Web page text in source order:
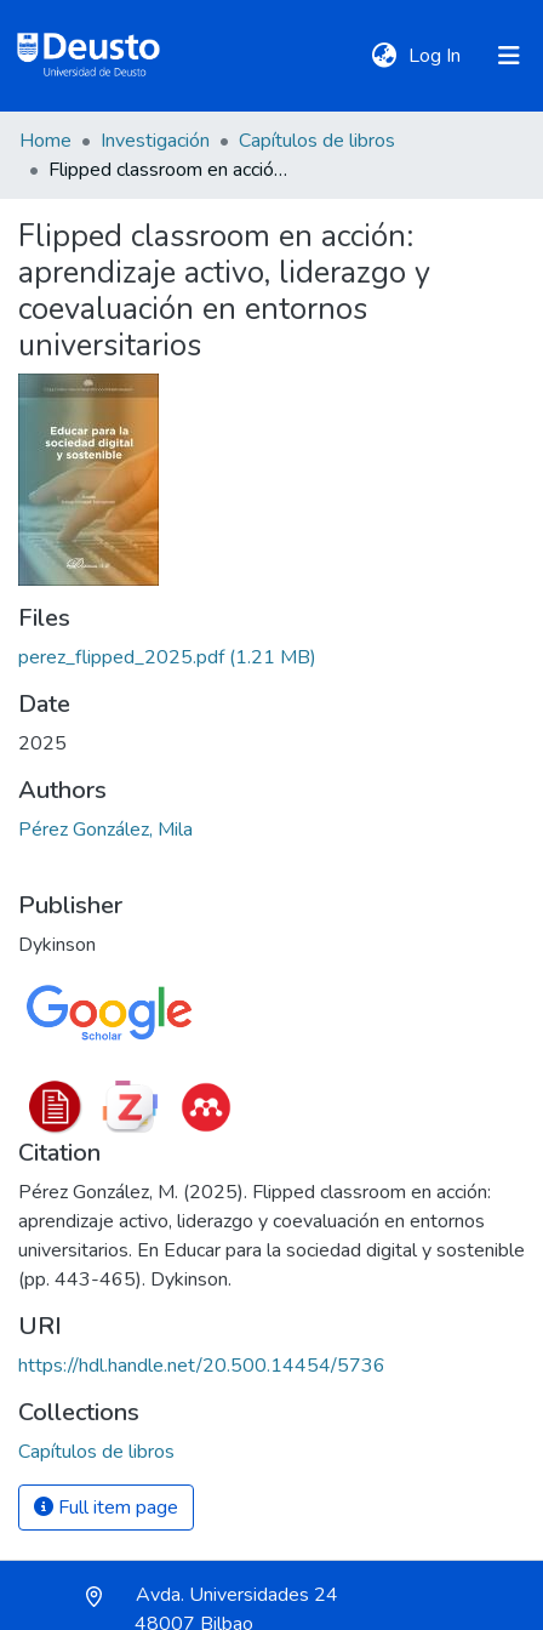
Log In (current)
DeustoTeka
Communities
&
Collections
All of DSpace
Statistics
Policies
Home Investigación
Capítulos de libros
Flipped classroom en acción: aprendizaje activo, liderazgo y coevaluación en entornos universitarios
Flipped classroom en acción:
aprendizaje activo, liderazgo y
coevaluación en entornos
universitarios
Files
perez_flipped_2025.pdf(1.21 MB)
Date
2025
Authors
Pérez González, Mila
Publisher
Dykinson
Citation
Pérez González, M. (2025). Flipped classroom en acción:
aprendizaje activo, liderazgo y coevaluación en entornos
universitarios. En Educar para la sociedad digital y sostenible
(pp. 443-465). Dykinson.
URI
https://hdl.handle.net/20.500.14454/5736
Collections
Capítulos de libros
Full item page
Avda. Universidades 24
48007 Bilbao